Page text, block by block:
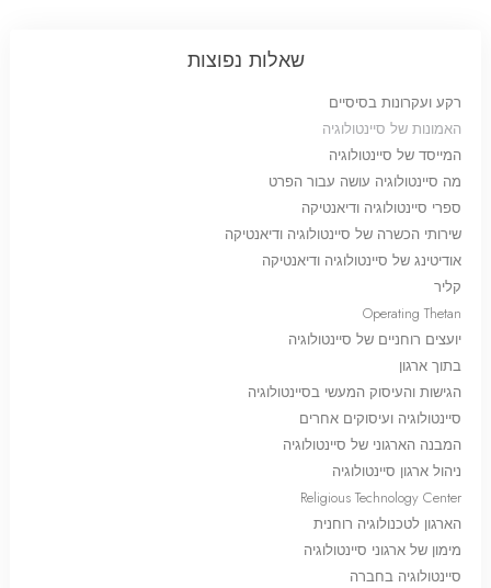
שאלות נפוצות
רקע ועקרונות בסיסיים
האמונות של סיינטולוגיה
המייסד של סיינטולוגיה
מה סיינטולוגיה עושה עבור הפרט
ספרי סיינטולוגיה ודיאנטיקה
שירותי הכשרה של סיינטולוגיה ודיאנטיקה
אודיטינג של סיינטולוגיה ודיאנטיקה
קליר
Operating Thetan
יועצים רוחניים של סיינטולוגיה
בתוך ארגון
הגישות והעיסוק המעשי בסיינטולוגיה
סיינטולוגיה ועיסוקים אחרים
המבנה הארגוני של סיינטולוגיה
ניהול ארגון סיינטולוגיה
Religious Technology Center
הארגון לטכנולוגיה רוחנית
מימון של ארגוני סיינטולוגיה
סיינטולוגיה בחברה